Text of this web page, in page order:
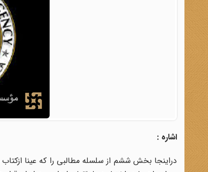
اشاره :
دراینجا بخش ششم از سلسله مطالبی را که عینا